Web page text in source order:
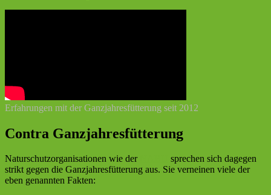
Erfahrungen mit der Ganzjahresfütterung seit 2012
Contra Ganzjahresfütterung
Naturschutzorganisationen wie der
sprechen sich dagegen
strikt gegen die Ganzjahresfütterung aus. Sie verneinen viele der
eben genannten Fakten: